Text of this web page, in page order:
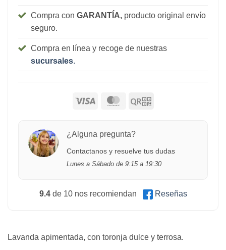
Compra con GARANTÍA,producto original envío
seguro.
Compra en línea y recoge de nuestras
sucursales.
¿Alguna pregunta?
Contactanos y resuelve tus dudas
Lunes a Sábado de 9:15 a 19:30
9.4de 10 nos recomiendan Reseñas
Lavanda apimentada, con toronja dulce y terrosa.